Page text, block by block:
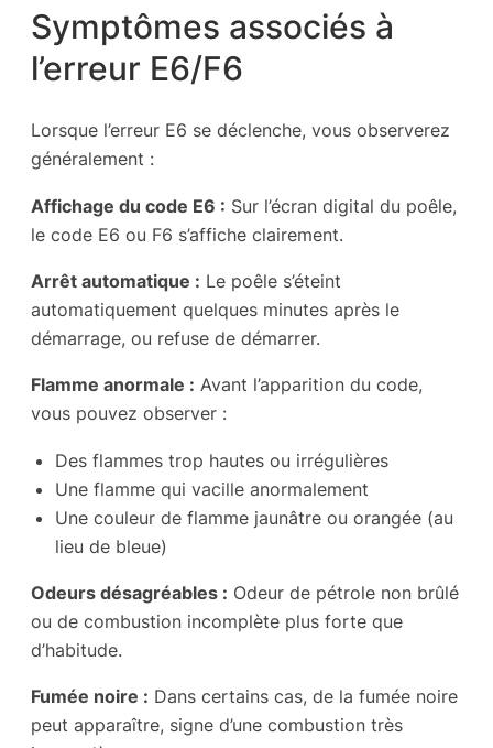
Symptômes associés à
l’erreur E6/F6
Lorsque l’erreur E6 se déclenche, vous observerez
généralement :
Affichage du code E6 : Sur l’écran digital du poêle,
le code E6 ou F6 s’affiche clairement.
Arrêt automatique : Le poêle s’éteint
automatiquement quelques minutes après le
démarrage, ou refuse de démarrer.
Flamme anormale : Avant l’apparition du code,
vous pouvez observer :
Des flammes trop hautes ou irrégulières
Une flamme qui vacille anormalement
Une couleur de flamme jaunâtre ou orangée (au
lieu de bleue)
Odeurs désagréables : Odeur de pétrole non brûlé
ou de combustion incomplète plus forte que
d’habitude.
Fumée noire : Dans certains cas, de la fumée noire
peut apparaître, signe d’une combustion très